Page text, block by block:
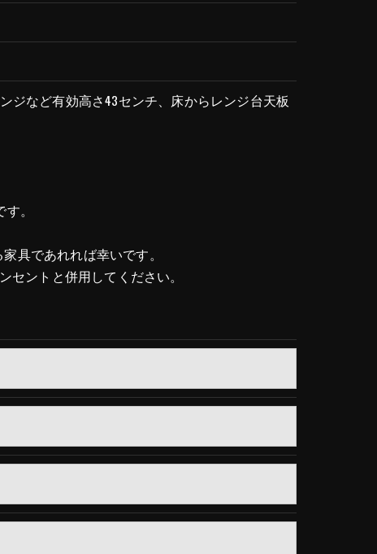
了承ください。
ジなど有効高さ43センチ、床からレンジ台天板
。
具であれれば幸いです。
セントと併用してください。